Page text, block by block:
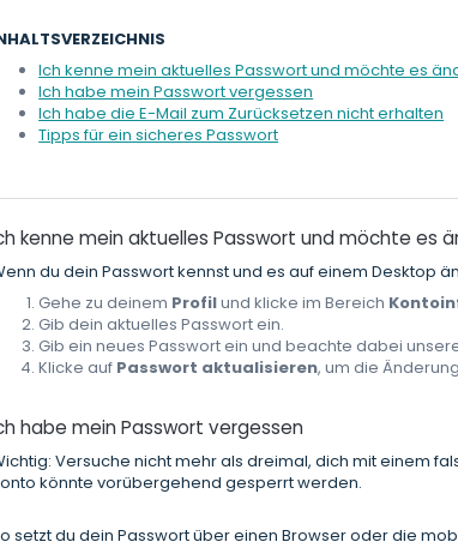
Ich kenne mein aktuelles Passwort und möchte es
Ich habe mein Passwort vergessen
Ich habe die E-Mail zum Zurücksetzen nicht erhalten
Tipps für ein sicheres Passwort
kenne mein aktuelles Passwort und möchte es
du dein Passwort kennst und es auf einem Desktop
Gehe zu deinem Profilund klicke im Bereich
Gib dein aktuelles Passwort ein.
Gib ein neues Passwort ein und beachte dabei
Klicke auf Passwort aktualisieren, um die
habe mein Passwort vergessen
Versuche nicht mehr als dreimal, dich mit einem
könnte vorübergehend gesperrt werden.
setzt du dein Passwort über einen Browser oder die